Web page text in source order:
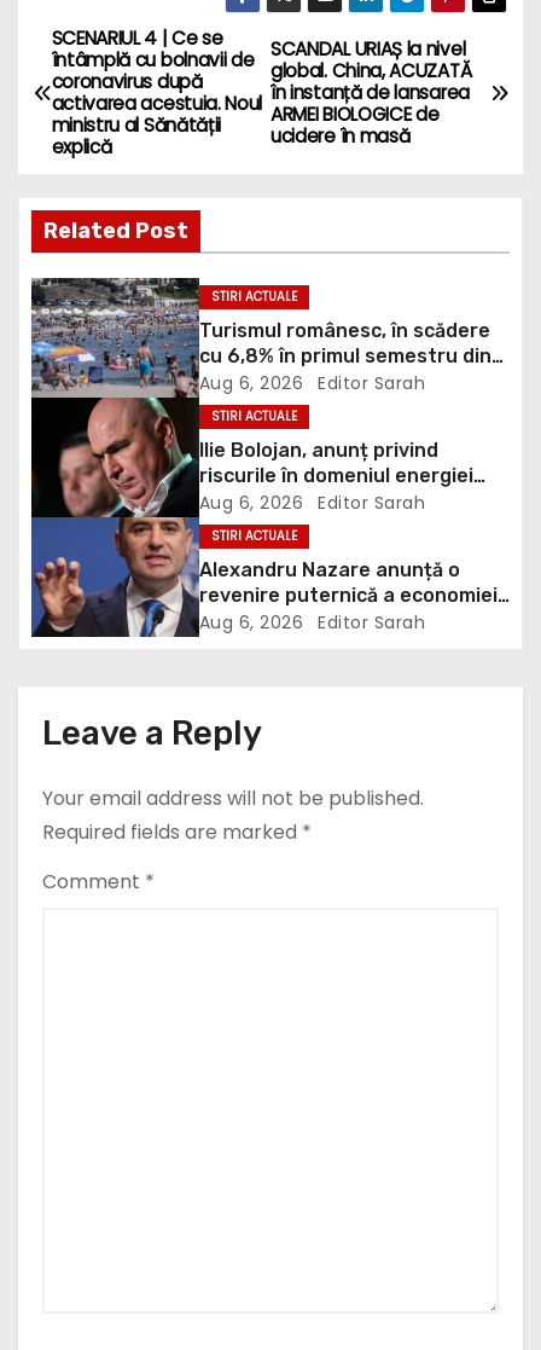
P
o
s
t
n
a
v
i
g
a
t
i
n
SCANDAL URIAȘ la nivel
global. China, ACUZATĂ
în instanță de lansarea
ARMEI BIOLOGICE de
ucidere în masă
SCENARIUL 4 | Ce se
întâmplă cu bolnavii de
coronavirus după
activarea acestuia. Noul
ministru al Sănătății
explică
Related Post
STIRI ACTUALE
Turismul românesc, în scădere
cu 6,8% în primul semestru din
2026
Aug 6, 2026 Editor Sarah
STIRI ACTUALE
Ilie Bolojan, anunț privind
riscurile în domeniul energiei
electrice. Ce a decis Guvernul
Aug 6, 2026 Editor Sarah
STIRI ACTUALE
Alexandru Nazare anunță o
revenire puternică a economiei
în 2027: Inflația va scădea,
Aug 6, 2026 Editor Sarah
Leave a Reply
Your email address will not be published.
Required fields are marked *
Comment *